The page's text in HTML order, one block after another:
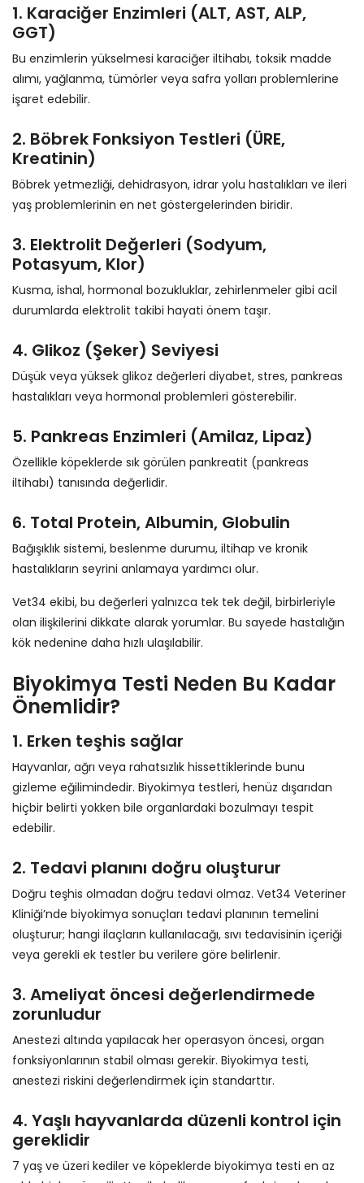
1. Karaciğer Enzimleri (ALT, AST, ALP,
GGT)
Bu enzimlerin yükselmesi karaciğer iltihabı, toksik madde
alımı, yağlanma, tümörler veya safra yolları problemlerine
işaret edebilir.
2. Böbrek Fonksiyon Testleri (ÜRE,
Kreatinin)
Böbrek yetmezliği, dehidrasyon, idrar yolu hastalıkları ve ileri
yaş problemlerinin en net göstergelerinden biridir.
3. Elektrolit Değerleri (Sodyum,
Potasyum, Klor)
Kusma, ishal, hormonal bozukluklar, zehirlenmeler gibi acil
durumlarda elektrolit takibi hayati önem taşır.
4. Glikoz (Şeker) Seviyesi
Düşük veya yüksek glikoz değerleri diyabet, stres, pankreas
hastalıkları veya hormonal problemleri gösterebilir.
5. Pankreas Enzimleri (Amilaz, Lipaz)
Özellikle köpeklerde sık görülen pankreatit (pankreas
iltihabı) tanısında değerlidir.
6. Total Protein, Albumin, Globulin
Bağışıklık sistemi, beslenme durumu, iltihap ve kronik
hastalıkların seyrini anlamaya yardımcı olur.
Vet34 ekibi, bu değerleri yalnızca tek tek değil, birbirleriyle
olan ilişkilerini dikkate alarak yorumlar. Bu sayede hastalığın
kök nedenine daha hızlı ulaşılabilir.
Biyokimya Testi Neden Bu Kadar
Önemlidir?
1. Erken teşhis sağlar
Hayvanlar, ağrı veya rahatsızlık hissettiklerinde bunu
gizleme eğilimindedir. Biyokimya testleri, henüz dışarıdan
hiçbir belirti yokken bile organlardaki bozulmayı tespit
edebilir.
2. Tedavi planını doğru oluşturur
Doğru teşhis olmadan doğru tedavi olmaz. Vet34 Veteriner
Kliniği’nde biyokimya sonuçları tedavi planının temelini
oluşturur; hangi ilaçların kullanılacağı, sıvı tedavisinin içeriği
veya gerekli ek testler bu verilere göre belirlenir.
3. Ameliyat öncesi değerlendirmede
zorunludur
Anestezi altında yapılacak her operasyon öncesi, organ
fonksiyonlarının stabil olması gerekir. Biyokimya testi,
anestezi riskini değerlendirmek için standarttır.
4. Yaşlı hayvanlarda düzenli kontrol için
gereklidir
7 yaş ve üzeri kediler ve köpeklerde biyokimya testi en az